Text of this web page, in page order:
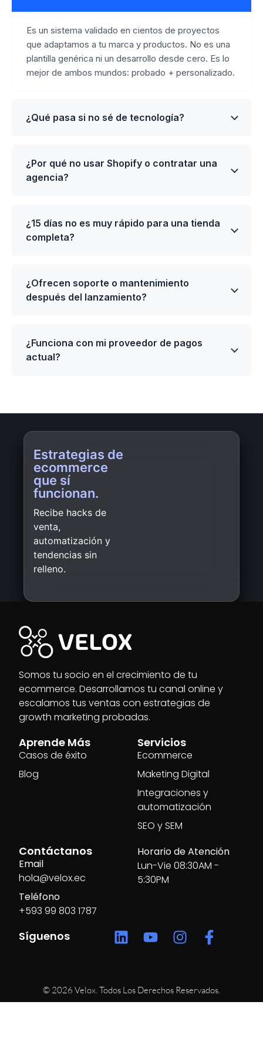
Es un sistema validado en cientos de proyectos
que adaptamos a tu marca y productos. No es una
plantilla genérica ni un desarrollo desde cero. Es lo
mejor de ambos mundos: probado + personalizado.
¿Qué pasa si no sé de tecnología?
¿Por qué no usar Shopify o contratar una
agencia?
¿15 días no es muy rápido para una tienda
completa?
¿Ofrecen soporte o mantenimiento
después del lanzamiento?
¿Funciona con mi proveedor de pagos
actual?
Estrategias de
ecommerce
que sí
funcionan.
Recibe hacks de
venta,
automatización y
tendencias sin
relleno.
Somos tu socio en el crecimiento de tu
ecommerce. Desarrollamos tu canal online y
escalamos tus ventas con estrategias de
growth marketing probadas.
Aprende Más
Casos de éxito
Blog
Servicios
Ecommerce
Maketing Digital
Integraciones y
automatización
SEO y SEM
Contáctanos
Email
hola@velox.ec
Teléfono
+593 99 803 1787
Horario de Atención
Lun-Vie 08:30AM -
5:30PM
Síguenos
© 2026 Velox. Todos Los Derechos Reservados.